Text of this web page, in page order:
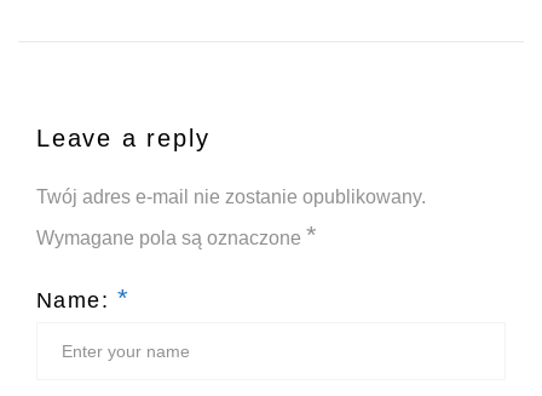
Leave a reply
Twój adres e-mail nie zostanie opublikowany.
Wymagane pola są oznaczone *
Name: *